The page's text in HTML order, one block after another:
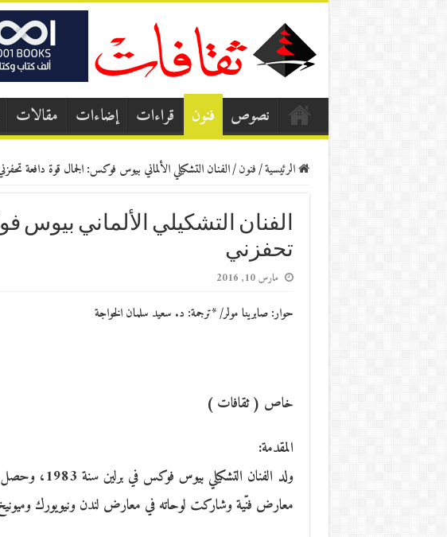
نصوص فنون قراءات إضاءات مقالات
الرئيسية/فنون/الفنان التشكيلي الألماني بيوس فوكس: الجمال قوة دافعة
الفنان التشكيلي الألماني بيوس
تحفزني
مارس 10, 2016
حوار: صابرينا مولر/ *ترجمة: د. سعيد سلمان الخواجة
خاص ( ثقافات )
المقدمة:
ولد الفنان
معارض فنّية وشاركت لوحاته في معارض لندن ونيويورك